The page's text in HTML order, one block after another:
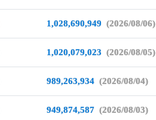
1,028,690,949 (2026/08/06)
1,020,079,023 (2026/08/05)
989,263,934 (2026/08/04)
949,874,587 (2026/08/03)